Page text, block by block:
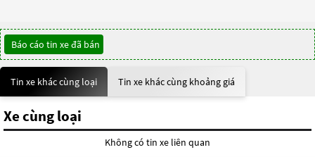
Báo cáo tin xe đã bán
Tin xe khác cùng loại Tin xe khác cùng khoảng giá
Xe cùng loại
Không có tin xe liên quan